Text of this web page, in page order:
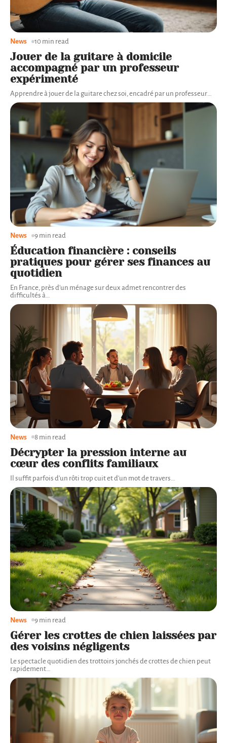
Jouer de la guitare à domicile
accompagné par un professeur
expérimenté
Apprendre à jouer de la guitare chez soi, encadré par un professeur…
News 10 min read
Éducation financière : conseils
pratiques pour gérer ses finances au
quotidien
En France, près d'un ménage sur deux admet rencontrer des
difficultés à…
News 9 min read
Décrypter la pression interne au
cœur des conflits familiaux
Il suffit parfois d'un rôti trop cuit et d'un mot de travers
News 8 min read
Gérer les crottes de chien laissées par
des voisins négligents
Le spectacle quotidien des trottoirs jonchés de crottes de chien peut
rapidement
News 9 min read